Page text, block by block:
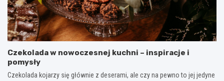
Czekolada w nowoczesnej kuchni – inspiracje i
pomysły
Czekolada kojarzy się głównie z deserami, ale czy na pewno to jej jedyne